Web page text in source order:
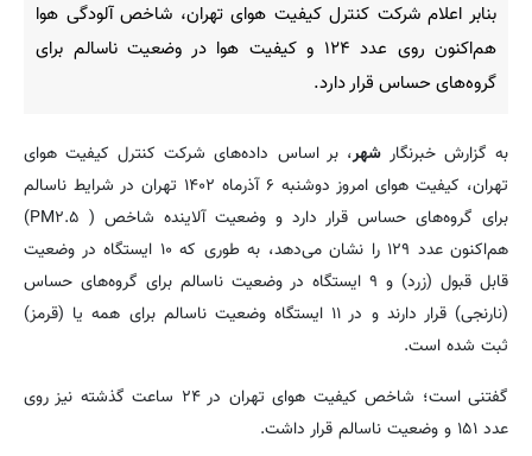
بنابر اعلام شرکت کنترل کیفیت هوای تهران، شاخص آلودگی هوا
هم‌اکنون روی عدد ۱۲۴ و کیفیت هوا در وضعیت ناسالم برای
گروه‌های حساس قرار دارد.
به گزارش خبرنگارشهر، بر اساس داده‌های شرکت کنترل کیفیت هوای
تهران، کیفیت هوای امروز دوشنبه ۶ آذرماه ۱۴۰۲ تهران در شرایط ناسالم
برای گروه‌های حساس قرار دارد و وضعیت آلاینده شاخص ( PM۲.۵)
هم‌اکنون عدد ۱۲۹ را نشان می‌دهد، به طوری که ۱۰ ایستگاه در وضعیت
قابل قبول (زرد) و ۹ ایستگاه در وضعیت ناسالم برای گروه‌های حساس
(نارنجی) قرار دارند و در ۱۱ ایستگاه وضعیت ناسالم برای همه یا (قرمز)
ثبت شده است.
گفتنی است؛ شاخص کیفیت هوای تهران در ۲۴ ساعت گذشته نیز روی
عدد ۱۵۱ و وضعیت ناسالم قرار داشت.